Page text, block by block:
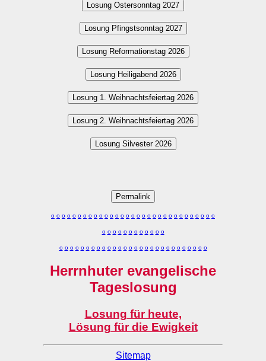
Losung Ostersonntag 2027
Losung Pfingstsonntag 2027
Losung Reformationstag 2026
Losung Heiligabend 2026
Losung 1. Weihnachtsfeiertag 2026
Losung 2. Weihnachtsfeiertag 2026
Losung Silvester 2026
Permalink
o o o o o o o o o o o o o o o o o o o o o o o o o o o o o o o
o o o o o o o o o o o o
o o o o o o o o o o o o o o o o o o o o o o o o o o o o
Herrnhuter evangelische
Tageslosung
Losung für heute,
Lösung für die Ewigkeit
Sitemap